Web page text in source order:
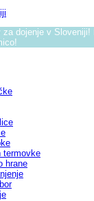
za dojenje v
termovke
hrane